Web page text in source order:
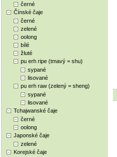
černé
Čínské čaje
černé
zelené
oolong
bílé
žluté
pu erh ripe (tmavý = shu)
sypané
lisované
pu erh raw (zelený = sheng)
sypané
lisované
Tchajwanské čaje
černé
oolong
Japonské čaje
zelené
Korejské čaje